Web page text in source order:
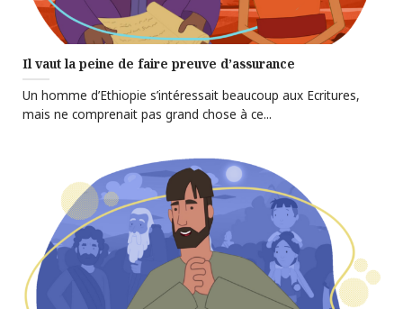
Il vaut la peine de faire preuve d’assurance
Un homme d’Ethiopie s’intéressait beaucoup aux Ecritures,
mais ne comprenait pas grand chose à ce...